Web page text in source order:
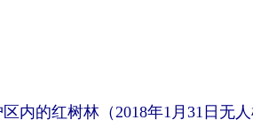
内的红树林（2018年1月31日无